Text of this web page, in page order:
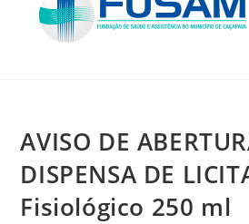
AVISO DE
DISPENSA DE
Fisiológico 250 ml